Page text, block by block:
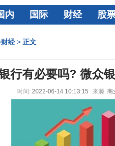
内 国际 财经 股
财经> 正文
行有必要吗? 微众
时间: 2022-06-14 10:13:15 来源: 商